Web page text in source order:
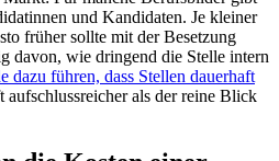
und Kandidaten. Je kleiner
früher sollte mit der Besetzung
davon, wie dringend die Stelle intern
dazu führen, dass Stellen dauerhaft
aufschlussreicher als der reine Blick